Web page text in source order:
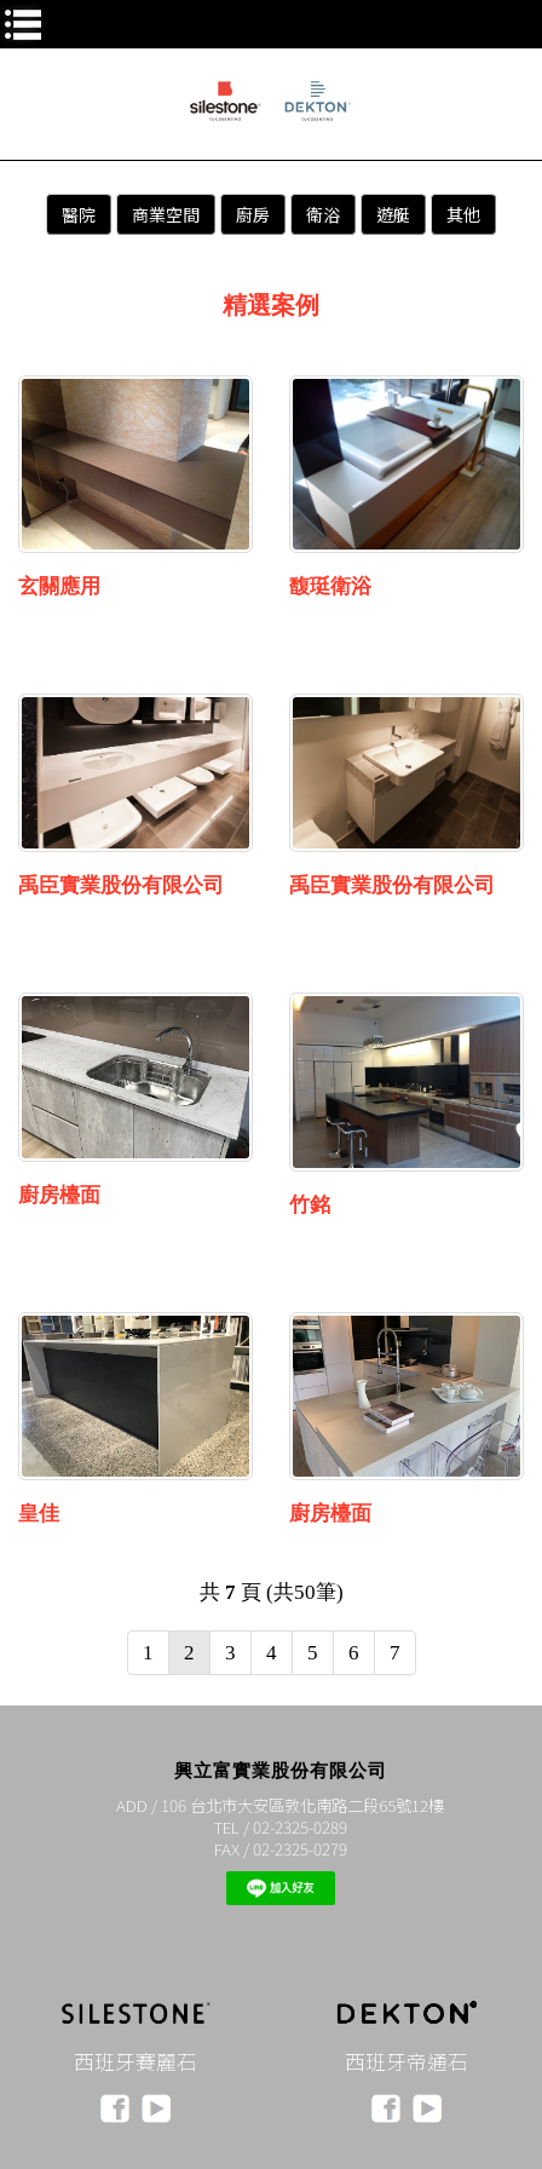
醫院 商業空間 廚房 衛浴 遊艇 其他
精選案例
玄關應用 馥珽衛浴
禹臣實業股份有限公司 禹臣實業股份有限公司
廚房檯面 竹銘
皇佳 廚房檯面
共 7 頁 (共50筆)
1 2 3 4 5 6 7
興立富實業股份有限公司
ADD / 106 台北市大安區敦化南路二段65號12樓
TEL / 02-2325-0289
FAX / 02-2325-0279
西班牙賽麗石 西班牙帝通石